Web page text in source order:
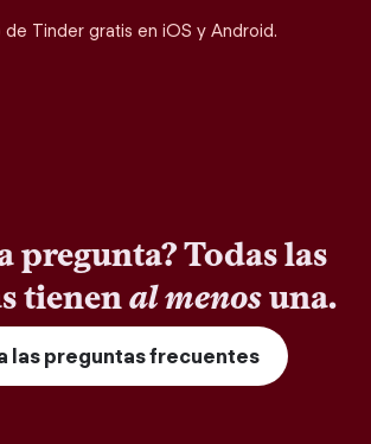
Tinder gratis en iOS y Android.
pregunta? Todas las
tienenal menosuna.
las preguntas frecuentes